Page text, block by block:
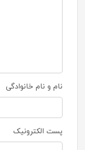
نام و نام خانوادگی
پست الکترونیک